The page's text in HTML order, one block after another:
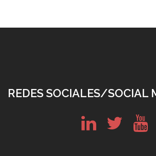
REDES SOCIALES/SOCIAL